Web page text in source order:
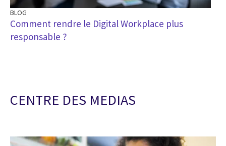
BLOG
Comment rendre le Digital Workplace plus
responsable ?
CENTRE DES MEDIAS